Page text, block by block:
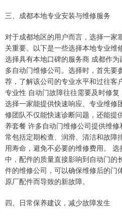
三、成都本地专业安装与维修服务
对于成都地区的用户而言，选择一家
关重要。以下是一些选择本地专业维
选择具有本地口碑的服务商 成都作
多自动门维修公司。选择时，首先要
荐，了解该公司的专业水平和过往客
专业性 自动门故障往往需要及时修复
选择一家能提供快速响应、专业维修
修团队不仅能快速诊断问题，还能提
养套餐 许多自动门维修公司提供维
常包括定期检查、润滑、清洁和故障
用寿命，避免不必要的维修费用。
中，配件的质量直接影响到自动门的
件的维修公司，可以确保维修后的门
原厂配件而导致的新故障。
四、日常保养建议，减少故障发生